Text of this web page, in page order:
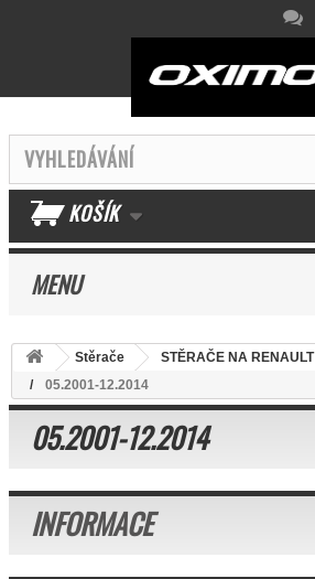
KOŠÍK
MENU
Stěrače STĚRAČE NA RENAULT
05.2001-12.2014
05.2001-12.2014
INFORMACE